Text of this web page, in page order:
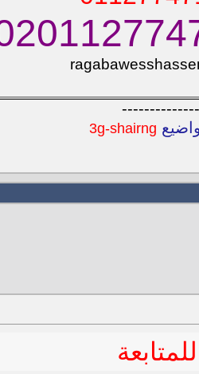
3g-shairng